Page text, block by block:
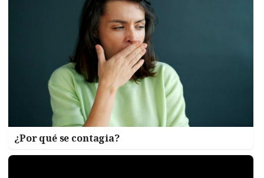
¿Por qué se contagia?